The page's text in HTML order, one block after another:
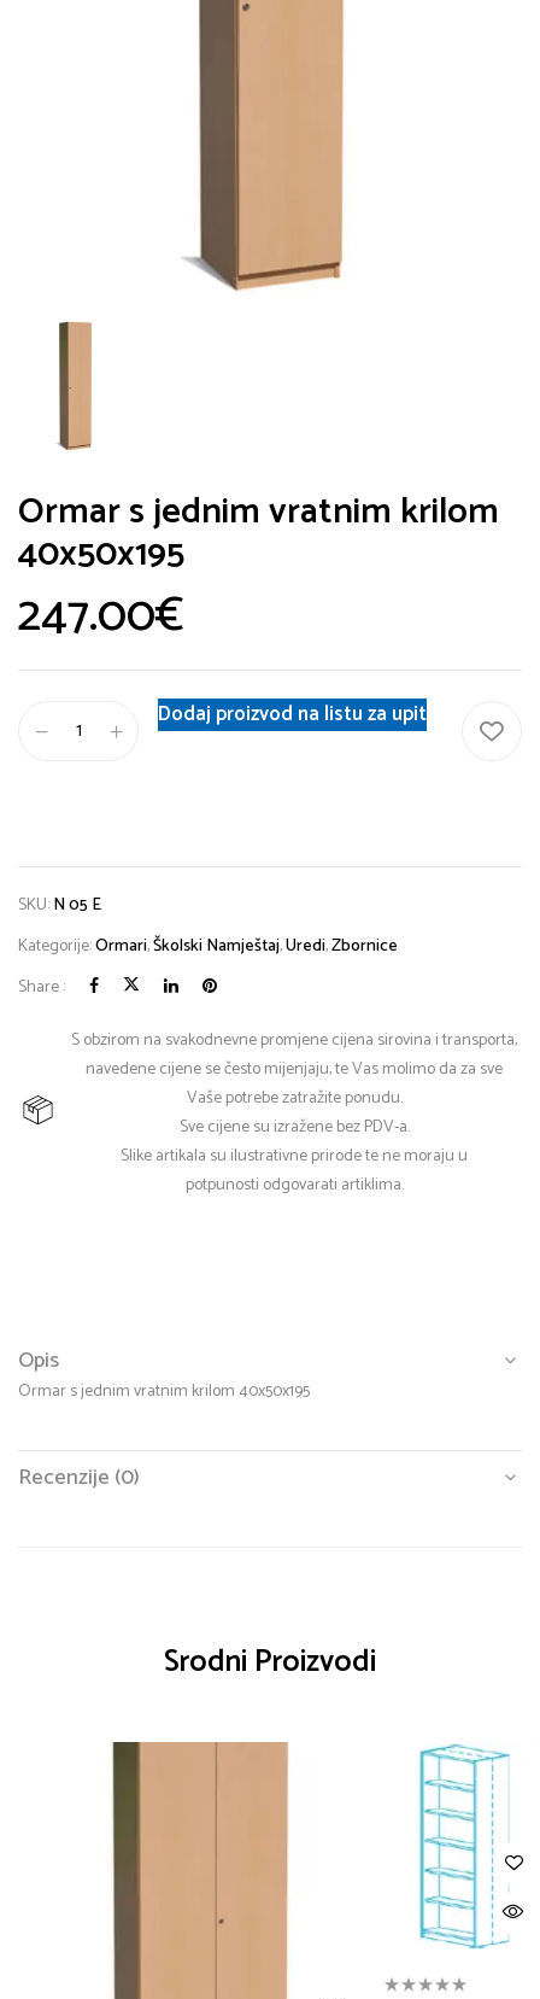
Ormar s jednim vratnim krilom
40x50x195
247.00€
Dodaj proizvod na listu za upit
SKU:N 05 E
Kategorije:Ormari,Školski Namještaj,Uredi,Zbornice
Share :
S obzirom na svakodnevne promjene cijena sirovina i transporta,
navedene cijene se često mijenjaju, te Vas molimo da za sve
Vaše potrebe zatražite ponudu.
Sve cijene su izražene bez PDV-a.
Slike artikala su ilustrativne prirode te ne moraju u
potpunosti odgovarati artiklima.
Opis
Ormar s jednim vratnim krilom 40x50x195
Recenzije (0)
Srodni Proizvodi